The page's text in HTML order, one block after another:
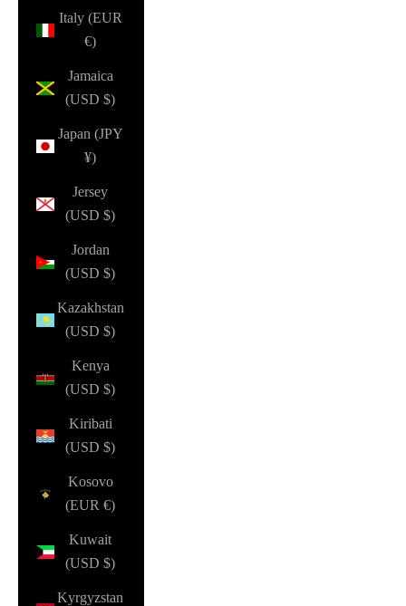
Italy (EUR
€)
Jamaica
(USD $)
Japan (JPY
¥)
Jersey
(USD $)
Jordan
(USD $)
Kazakhstan
(USD $)
Kenya
(USD $)
Kiribati
(USD $)
Kosovo
(EUR €)
Kuwait
(USD $)
Kyrgyzstan